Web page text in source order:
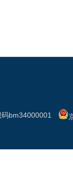
bm34000001